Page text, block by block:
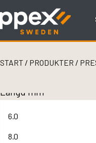
START / PRODUKTER /
6.0
8.0
Längd mm